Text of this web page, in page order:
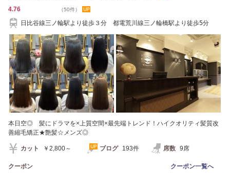
4.76 （50件）
日比谷線三ノ輪駅より徒歩３分 都電荒川線三ノ輪橋駅より徒歩5分
本日空◎ 髪にドラマを×上質空間×最先端トレンド！ハイクオリティ髪質改
善縮毛矯正★艶髪☆メンズ◎
カット ￥2,800～ ブログ 193件 席数 9席
クーポン クーポン一覧へ